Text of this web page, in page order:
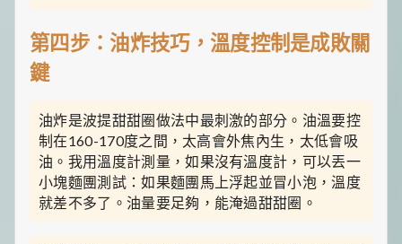
第四步：油炸技巧，溫度控制是成敗關
鍵
油炸是波提甜甜圈做法中最刺激的部分。油溫要控
制在160-170度之間，太高會外焦內生，太低會吸
油。我用溫度計測量，如果沒有溫度計，可以丟一
小塊麵團測試：如果麵團馬上浮起並冒小泡，溫度
就差不多了。油量要足夠，能淹過甜甜圈。